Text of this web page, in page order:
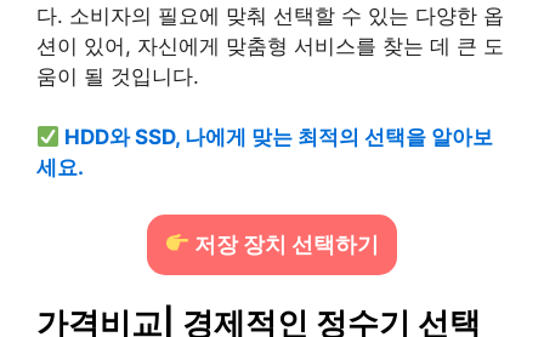
다. 소비자의 필요에 맞춰 선택할 수 있는 다양한 옵
션이 있어, 자신에게 맞춤형 서비스를 찾는 데 큰 도
움이 될 것입니다.
HDD와 SSD, 나에게 맞는 최적의 선택을 알아보
세요.
저장 장치 선택하기
가격비교| 경제적인 정수기 선택